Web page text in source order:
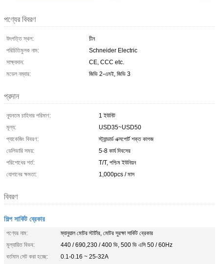
পণ্যের বিবরণ
উৎপত্তি স্থল:
চীন
পরিচিতিমুলক নাম:
Schneider Electric
সাক্ষ্যদান:
CE, CCC etc.
মডেল নম্বার:
জিভি 2-এমই, জিভি 3
প্রদান
ন্যূনতম চাহিদার পরিমাণ:
1 ইউনিট
মূল্য:
USD35~USD50
প্যাকেজিং বিবরণ:
স্ট্যান্ডার্ড এক্সপোর্ট শক্ত কাগজ
ডেলিভারি সময়:
5-8 কার্য দিবসের
পরিশোধের শর্ত:
T/T, পশ্চিম ইউনিয়ন
যোগানের ক্ষমতা:
1,000pcs / মাস
বিবরণ
শিল্প সার্কিট ব্রেকার
পণ্যের নাম:
ম্যানুয়াল মোটর স্টার্টার, মোটর সুরক্ষা সার্কিট ব্রেকার
মূল্যায়িত বিভব:
440 / 690,230 / 400 ভি, 500 ভি এসি 50 / 60Hz
বর্তমান সেট করা হচ্ছে:
0.1-0.16 ~ 25-32A